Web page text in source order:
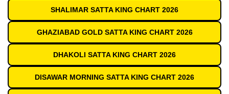
SHALIMAR SATTA KING CHART 2026
GHAZIABAD GOLD SATTA KING CHART 2026
DHAKOLI SATTA KING CHART 2026
DISAWAR MORNING SATTA KING CHART 2026